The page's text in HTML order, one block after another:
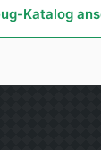
Katalog